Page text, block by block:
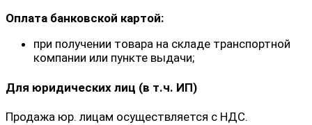
Оплата банковской картой:
при получении товара на складе транспортной
компании или пункте выдачи;
Для юридических лиц (в т.ч. ИП)
Продажа юр. лицам осуществляется с НДС.